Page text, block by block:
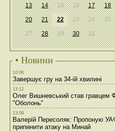
13 14 15 16 17 18
20 21 22 23 24 25
27 28 29 30 31
• Новини
10:06
Завершує гру на 34-ій хвилині
13:12
Олег Вишневський став гравцем
"Оболонь"
13:09
Валерій Пересоляк: Пропоную
припинити атаку на Минай